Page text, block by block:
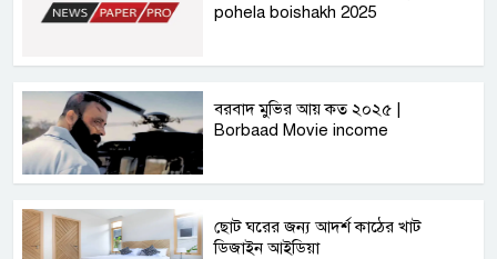
pohela boishakh 2025
বরবাদ মুভির আয় কত ২০২৫ |
Borbaad Movie income
ছোট ঘরের জন্য আদর্শ কাঠের খাট
ডিজাইন আইডিয়া